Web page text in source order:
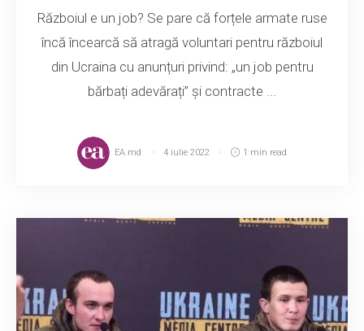
Războiul e un job? Se pare că forțele armate ruse
încă încearcă să atragă voluntari pentru războiul
din Ucraina cu anunțuri privind: „un job pentru
bărbați adevărați” și contracte ...
EA.md 4 iulie 2022 1 min read